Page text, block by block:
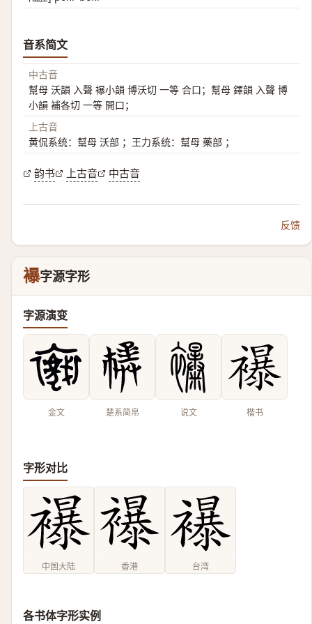
音系简文
中古音
幫母 沃韻 入聲 襮小韻 博沃切 一等 合口；幫母 鐸韻 入聲 博
小韻 補各切 一等 開口；
上古音
黄侃系统：幫母 沃部 ；王力系统：幫母 藥部 ；
韵书 上古音 中古音
反馈
襮字源字形
字源演变
金文 楚系简帛 说文 楷书
字形对比
中国大陆 香港 台湾
各书体字形实例